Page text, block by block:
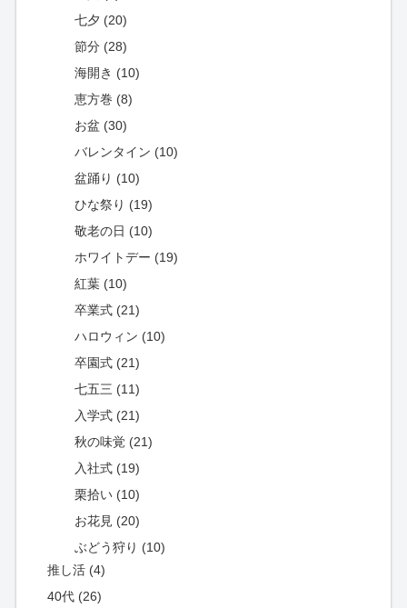
七夕 (20)
節分 (28)
海開き (10)
恵方巻 (8)
お盆 (30)
バレンタイン (10)
盆踊り (10)
ひな祭り (19)
敬老の日 (10)
ホワイトデー (19)
紅葉 (10)
卒業式 (21)
ハロウィン (10)
卒園式 (21)
七五三 (11)
入学式 (21)
秋の味覚 (21)
入社式 (19)
栗拾い (10)
お花見 (20)
ぶどう狩り (10)
推し活 (4)
40代 (26)